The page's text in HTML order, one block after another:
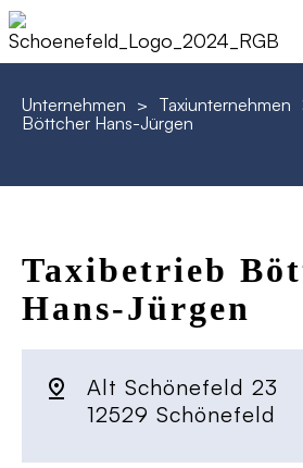
Unternehmen > Taxiunternehmen
Böttcher Hans-Jürgen
Taxibetrieb
Hans-Jürgen
Alt Schönefeld 23
12529 Schönefeld